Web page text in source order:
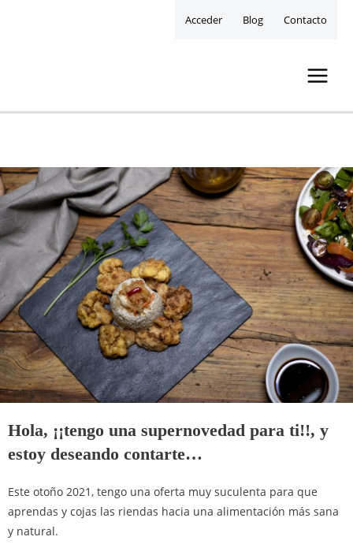
Acceder Blog Contacto
Hola, ¡¡tengo una supernovedad para ti!!, y
estoy deseando contarte…
Este otoño 2021, tengo una oferta muy suculenta para que
aprendas y cojas las riendas hacia una alimentación más sana
y natural.